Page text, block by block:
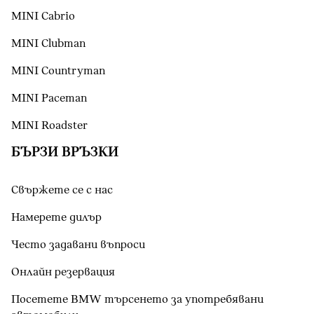
MINI Cabrio
MINI Clubman
MINI Countryman
MINI Paceman
MINI Roadster
БЪРЗИ ВРЪЗКИ
Свържете се с нас
Намерете дилър
Често задавани въпроси
Онлайн резервация
Посетете BMW търсенето за употребявани